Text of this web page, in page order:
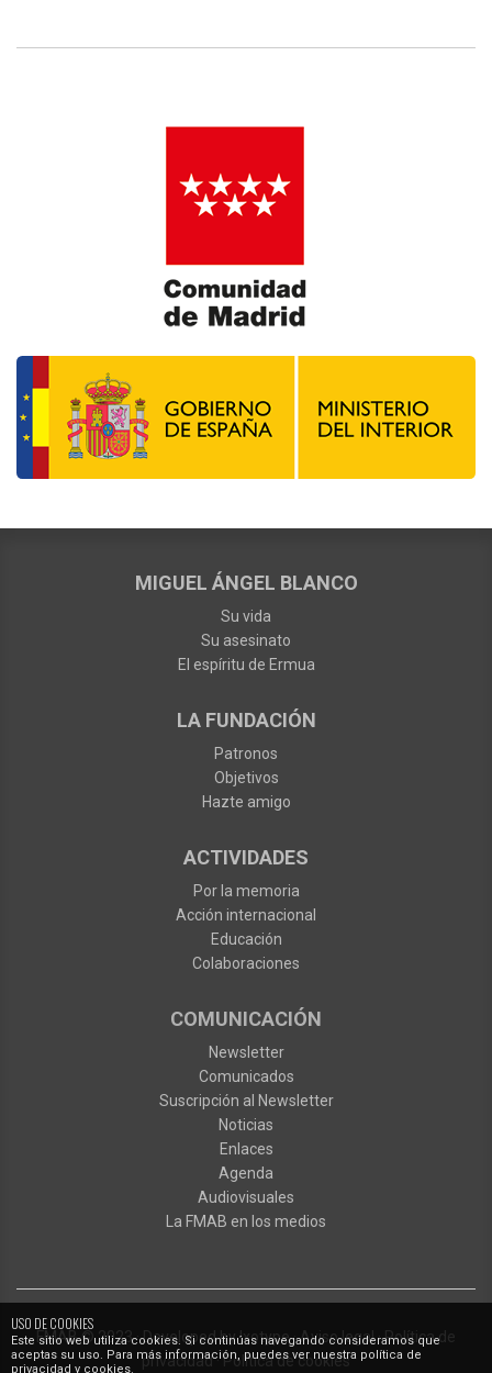
USO DE COOKIES
Este sitio web utiliza cookies. Si continúas navegando consideramos que
aceptas su uso. Para más información, puedes ver nuestra política de
privacidad y cookies.
MIGUEL ÁNGEL BLANCO
Su vida
Su asesinato
El espíritu de Ermua
LA FUNDACIÓN
Patronos
Objetivos
Hazte amigo
ACTIVIDADES
Por la memoria
Acción internacional
Educación
Colaboraciones
COMUNICACIÓN
Newsletter
Comunicados
Suscripción al Newsletter
Noticias
Enlaces
Agenda
Audiovisuales
La FMAB en los medios
FMAB© 2023·Developed byIxotype·Aviso legal·Política de
privacidad·Política de cookies